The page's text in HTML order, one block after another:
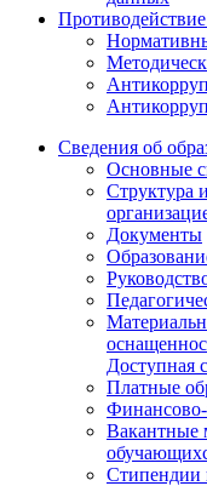
Сведения об
Основные
Структура
Документы
Доступная
Платные
Финансово-
Вакантные
Стипендии